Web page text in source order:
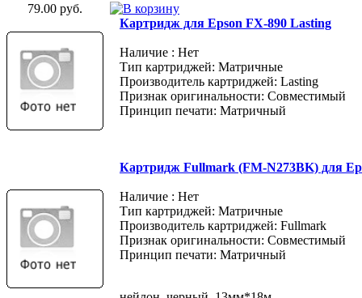
79.00 руб.
Картридж для Epson FX-890 Lasting
Наличие : Нет
Тип картриджей: Матричные
Производитель картриджей: Lasting
Признак оригинальности: Совместимый
Принцип печати: Матричный
Картридж Fullmark (FM-N273BK) для
Наличие : Нет
Тип картриджей: Матричные
Производитель картриджей: Fullmark
Признак оригинальности: Совместимый
Принцип печати: Матричный